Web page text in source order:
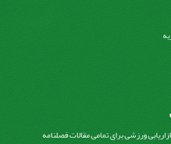
ورزشی برای تمامی مقالات فصلنامه